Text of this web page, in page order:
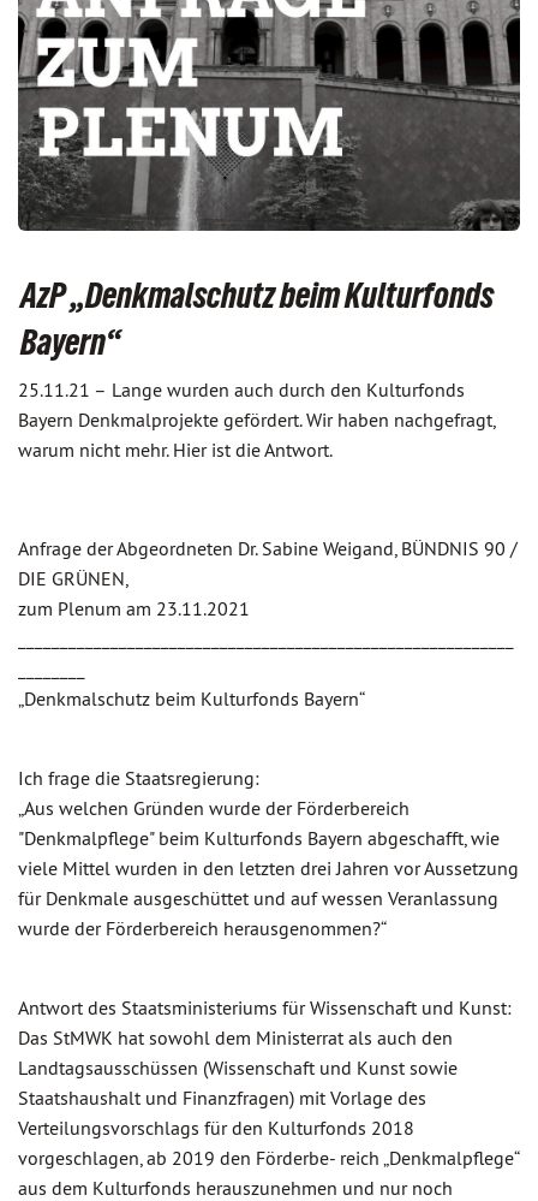
AzP „Denkmalschutz beim Kulturfonds
Bayern“
25.11.21 – Lange wurden auch durch den Kulturfonds
Bayern Denkmalprojekte gefördert. Wir haben nachgefragt,
warum nicht mehr. Hier ist die Antwort.
Anfrage der Abgeordneten Dr. Sabine Weigand, BÜNDNIS 90 /
DIE GRÜNEN,
zum Plenum am 23.11.2021
„Denkmalschutz beim Kulturfonds Bayern“
Ich frage die Staatsregierung:
„Aus welchen Gründen wurde der Förderbereich
"Denkmalpflege" beim Kulturfonds Bayern abgeschafft, wie
viele Mittel wurden in den letzten drei Jahren vor Aussetzung
für Denkmale ausgeschüttet und auf wessen Veranlassung
wurde der Förderbereich herausgenommen?“
Antwort des Staatsministeriums für Wissenschaft und Kunst:
Das StMWK hat sowohl dem Ministerrat als auch den
Landtagsausschüssen (Wissenschaft und Kunst sowie
Staatshaushalt und Finanzfragen) mit Vorlage des
Verteilungsvorschlags für den Kulturfonds 2018
vorgeschlagen, ab 2019 den Förderbe- reich „Denkmalpflege“
aus dem Kulturfonds herauszunehmen und nur noch